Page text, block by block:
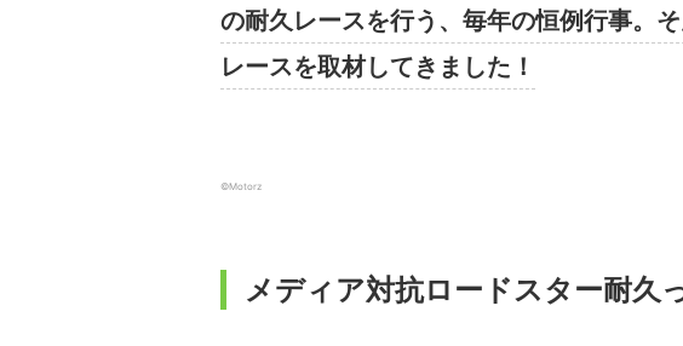
の耐久レースを行う、毎年の恒例行事。
レースを取材してきました！
©️Motorz
メディア対抗ロードスター耐久